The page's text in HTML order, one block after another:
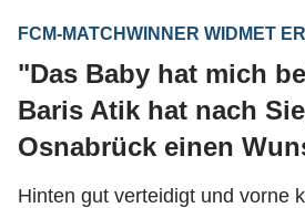
FCM-MATCHWINNER WIDMET
"Das Baby hat mich
Baris Atik hat nach
Osnabrück einen
Hinten gut verteidigt und vorne